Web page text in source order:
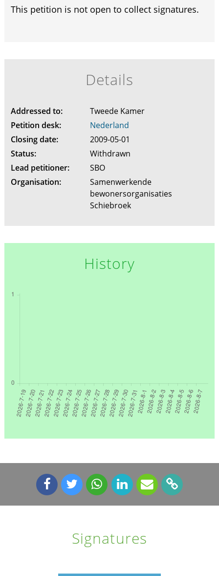
This petition is not open to collect signatures.
Details
Addressed to:
Tweede Kamer
Petition desk:
Nederland
Closing date:
2009-05-01
Status:
Withdrawn
Lead petitioner:
SBO
Organisation:
Samenwerkende
bewonersorganisaties
Schiebroek
History
Signatures